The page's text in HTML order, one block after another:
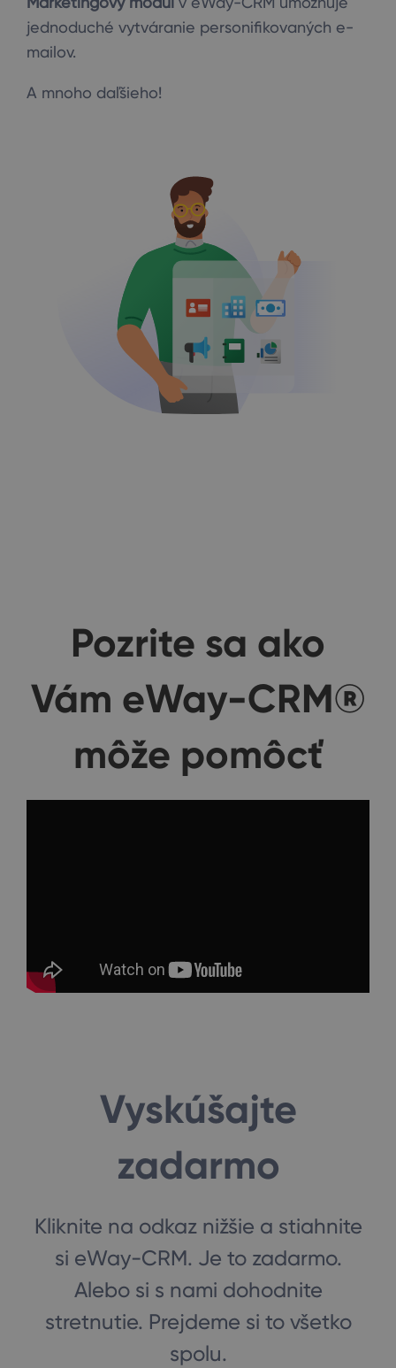
jednoduché vytváranie personifikovaných e-
mailov.
A mnoho daľšieho!
Pozrite sa ako
Vám eWay-CRM®
môže pomôcť
Vyskúšajte
zadarmo
Kliknite na odkaz nižšie a stiahnite
si eWay-CRM. Je to zadarmo.
Alebo si s nami dohodnite
stretnutie. Prejdeme si to všetko
spolu.